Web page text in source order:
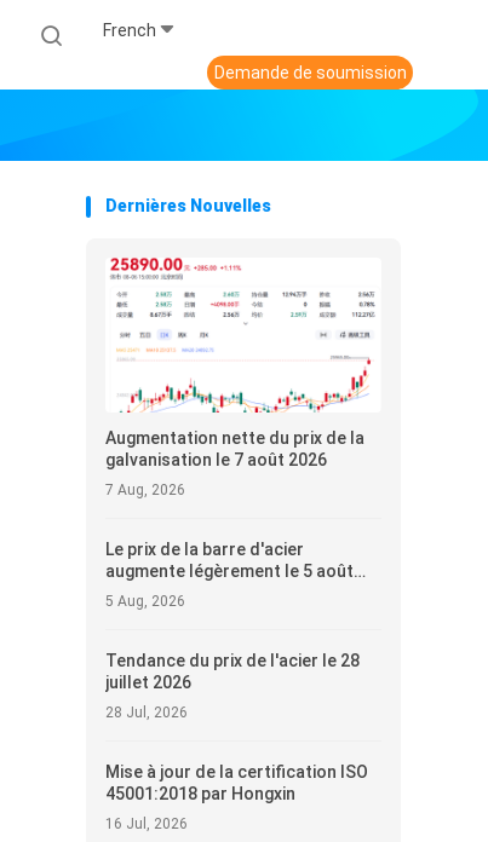
French
Demande de soumission
Dernières Nouvelles
Augmentation nette du prix de la
galvanisation le 7 août 2026
7 Aug, 2026
Le prix de la barre d'acier
augmente légèrement le 5 août
2026
5 Aug, 2026
Tendance du prix de l'acier le 28
juillet 2026
28 Jul, 2026
Mise à jour de la certification ISO
45001:2018 par Hongxin
16 Jul, 2026